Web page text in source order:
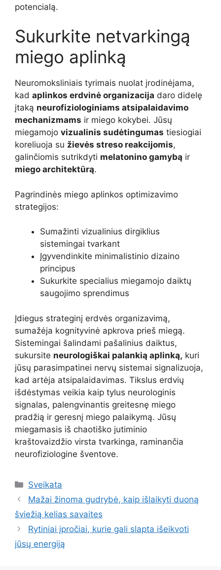
potencialą.
Sukurkite netvarkingą
miego aplinką
Neuromoksliniais tyrimais nuolat įrodinėjama,
kad aplinkos erdvinė organizacija daro didelę
įtaką neurofiziologiniams atsipalaidavimo
mechanizmams ir miego kokybei. Jūsų
miegamojo vizualinis sudėtingumas tiesiogiai
koreliuoja su žievės streso reakcijomis,
galinčiomis sutrikdyti melatonino gamybą ir
miego architektūrą.
Pagrindinės miego aplinkos optimizavimo
strategijos:
Sumažinti vizualinius dirgiklius
sistemingai tvarkant
Įgyvendinkite minimalistinio dizaino
principus
Sukurkite specialius miegamojo daiktų
saugojimo sprendimus
Įdiegus strateginį erdvės organizavimą,
sumažėja kognityvinė apkrova prieš miegą.
Sistemingai šalindami pašalinius daiktus,
sukursite neurologiškai palankią aplinką, kuri
jūsų parasimpatinei nervų sistemai signalizuoja,
kad artėja atsipalaidavimas. Tikslus erdvių
išdėstymas veikia kaip tylus neurologinis
signalas, palengvinantis greitesnę miego
pradžią ir geresnį miego palaikymą. Jūsų
miegamasis iš chaotiško jutiminio
kraštovaizdžio virsta tvarkinga, raminančia
neurofiziologine šventove.
Kategorijos
Sveikata
Mažai žinoma gudrybė, kaip išlaikyti duoną
šviežią kelias savaites
Rytiniai įpročiai, kurie gali slapta išeikvoti
jūsų energiją